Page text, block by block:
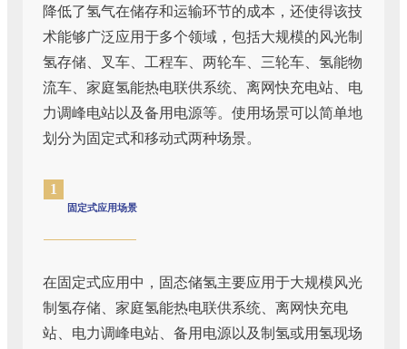
降低了氢气在储存和运输环节的成本，还使得该技
术能够广泛应用于多个领域，包括大规模的风光制
氢存储、叉车、工程车、两轮车、三轮车、氢能物
流车、家庭氢能热电联供系统、离网快充电站、电
力调峰电站以及备用电源等。使用场景可以简单地
划分为固定式和移动式两种场景。
1
固定式应用场景
在固定式应用中，固态储氢主要应用于大规模风光
制氢存储、家庭氢能热电联供系统、离网快充电
站、电力调峰电站、备用电源以及制氢或用氢现场